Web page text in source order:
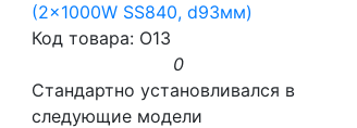
(2x1000W SS840, d93мм)
Код товара: O13
0
Стандартно установливался в
следующие модели